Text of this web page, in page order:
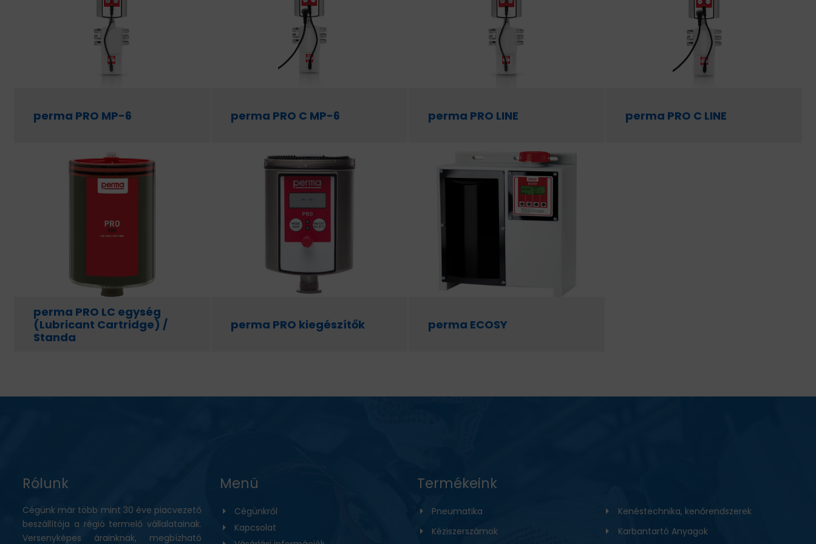
VÁSÁRLÁSI INFORMÁCIÓK
perma PRO MP-6 perma PRO C MP-6 perma PRO LINE perma PRO C LINE
perma PRO LC egység
(Lubricant Cartridge) /
Standa
perma PRO kiegészítők perma ECOSY
Rólunk
Cégünk már több mint 30 éve piacvezető
beszállítója a régió termelő vállalatainak.
Versenyképes árainknak, megbízható
Menü
Cégünkről
Kapcsolat
Termékeink
Pneumatika
Kéziszerszámok
Kenéstechnika, kenőrendszerek
Karbantartó Anyagok